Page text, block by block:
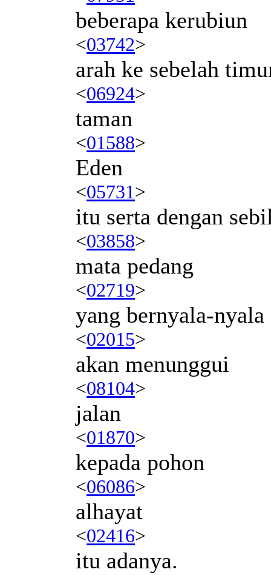
beberapa kerubiun
<03742>
arah ke sebelah
<06924>
taman
<01588>
Eden
<05731>
itu serta dengan
<03858>
mata pedang
<02719>
yang bernyala-
<02015>
akan menunggui
<08104>
jalan
<01870>
kepada pohon
<06086>
alhayat
<02416>
itu adanya.